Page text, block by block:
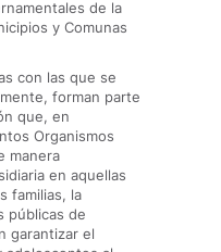
de la
y Comunas
con las que se
forman parte
que, en
Organismos
manera
en aquellas
familias, la
públicas de
garantizar el